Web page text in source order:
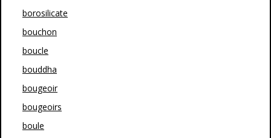
borosilicate
bouchon
boucle
bouddha
bougeoir
bougeoirs
boule